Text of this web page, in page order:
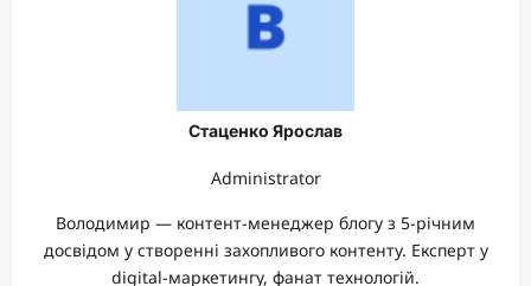
Стаценко Ярослав
Administrator
Володимир — контент-менеджер блогу з 5-річним
досвідом у створенні захопливого контенту. Експерт у
digital-маркетингу, фанат технологій.